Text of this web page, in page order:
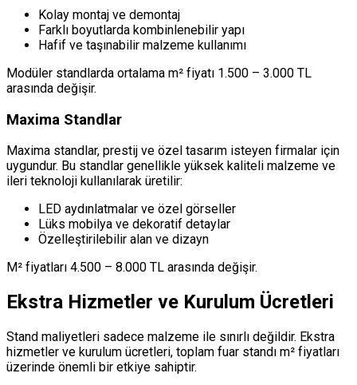
Kolay montaj ve demontaj
Farklı boyutlarda kombinlenebilir yapı
Hafif ve taşınabilir malzeme kullanımı
Modüler standlarda ortalama m² fiyatı 1.500 – 3.000 TL
arasında değişir.
Maxima Standlar
Maxima standlar, prestij ve özel tasarım isteyen firmalar için
uygundur. Bu standlar genellikle yüksek kaliteli malzeme ve
ileri teknoloji kullanılarak üretilir:
LED aydınlatmalar ve özel görseller
Lüks mobilya ve dekoratif detaylar
Özelleştirilebilir alan ve dizayn
M² fiyatları 4.500 – 8.000 TL arasında değişir.
Ekstra Hizmetler ve Kurulum Ücretleri
Stand maliyetleri sadece malzeme ile sınırlı değildir. Ekstra
hizmetler ve kurulum ücretleri, toplam fuar standı m² fiyatları
üzerinde önemli bir etkiye sahiptir.